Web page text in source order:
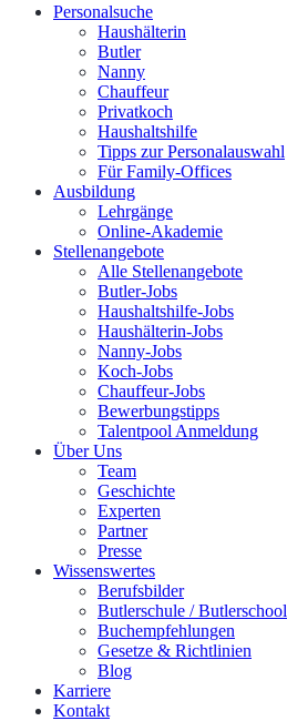
Personalsuche
Haushälterin
Butler
Nanny
Chauffeur
Privatkoch
Haushaltshilfe
Tipps zur Personalauswahl
Für Family-Offices
Ausbildung
Lehrgänge
Online-Akademie
Stellenangebote
Alle Stellenangebote
Butler-Jobs
Haushaltshilfe-Jobs
Haushälterin-Jobs
Nanny-Jobs
Koch-Jobs
Chauffeur-Jobs
Bewerbungstipps
Talentpool Anmeldung
Über Uns
Team
Geschichte
Experten
Partner
Presse
Wissenswertes
Berufsbilder
Butlerschule / Butlerschool
Buchempfehlungen
Gesetze & Richtlinien
Blog
Karriere
Kontakt